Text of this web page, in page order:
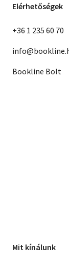
Elérhetőségek
+36 1 235 60 70
Bookline Bolt
Mit kínálunk